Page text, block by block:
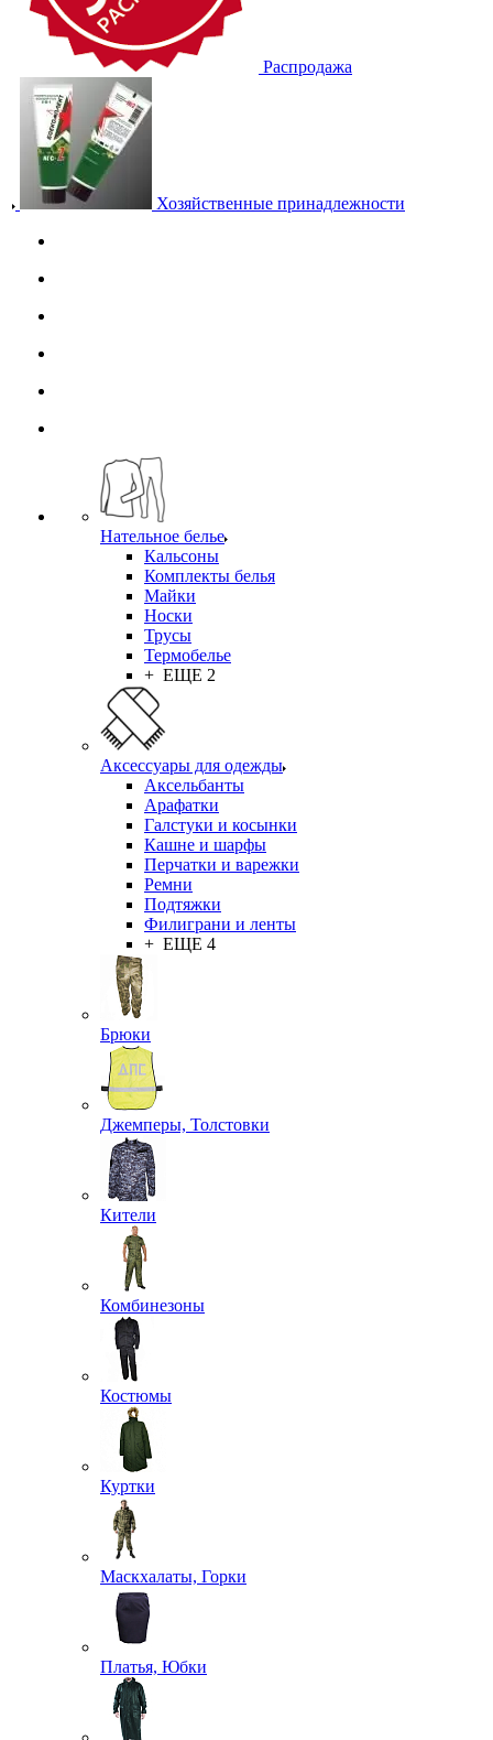
Распродажа
Хозяйственные принадлежности
Нательное белье
Кальсоны
Комплекты белья
Майки
Носки
Трусы
Термобелье
+ ЕЩЕ 2
Аксессуары для одежды
Аксельбанты
Арафатки
Галстуки и косынки
Кашне и шарфы
Перчатки и варежки
Ремни
Подтяжки
Филиграни и ленты
+ ЕЩЕ 4
Брюки
Джемперы, Толстовки
Кители
Комбинезоны
Костюмы
Куртки
Маскхалаты, Горки
Платья, Юбки